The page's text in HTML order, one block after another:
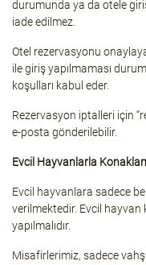
durumunda ya da otele
iade edilmez.
Otel rezervasyonu
ile giriş yapılmaması
koşulları kabul eder.
Rezervasyon iptalleri için “
e-posta gönderilebilir.
Evcil Hayvanlarla
Evcil hayvanlara sadece
verilmektedir. Evcil
yapılmalıdır.
Misafirlerimiz, sadece